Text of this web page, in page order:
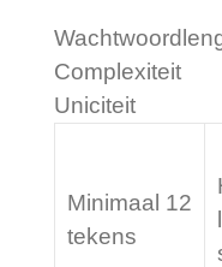
Complexiteit
Uniciteit
Minimaal 12
tekens